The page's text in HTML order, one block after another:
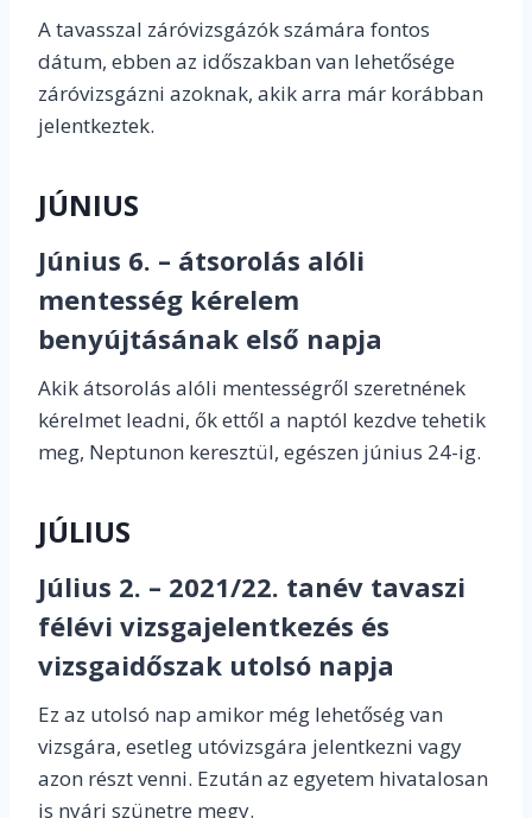
A tavasszal záróvizsgázók számára fontos
dátum, ebben az időszakban van lehetősége
záróvizsgázni azoknak, akik arra már korábban
jelentkeztek.
JÚNIUS
Június 6. – átsorolás alóli
mentesség kérelem
benyújtásának első napja
Akik átsorolás alóli mentességről szeretnének
kérelmet leadni, ők ettől a naptól kezdve tehetik
meg, Neptunon keresztül, egészen június 24-ig.
JÚLIUS
Július 2. – 2021/22. tanév tavaszi
félévi vizsgajelentkezés és
vizsgaidőszak utolsó napja
Ez az utolsó nap amikor még lehetőség van
vizsgára, esetleg utóvizsgára jelentkezni vagy
azon részt venni. Ezután az egyetem hivatalosan
is nyári szünetre megy.